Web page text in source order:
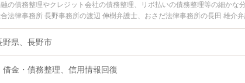
の債務整理やクレジット会社の債務整理、リボ払いの債務整理等の細か
法律事務所 長野事務所の渡辺 伸樹弁護士、おさだ法律事務所の長田 雄
た信用情報回復のトラブルを今すぐに弁護士に相談したい』『信用情報
できる長野市内の弁護士に相談予約したい』などでお困りの相談者さんにおす
野県、長野市
借金・債務整理、信用情報回復